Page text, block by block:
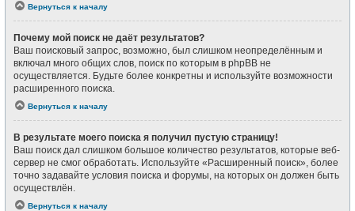
Вернуться к началу
Почему мой поиск не даёт результатов?
Ваш поисковый запрос, возможно, был слишком неопределённым и
включал много общих слов, поиск по которым в phpBB не
осуществляется. Будьте более конкретны и используйте возможности
расширенного поиска.
Вернуться к началу
В результате моего поиска я получил пустую страницу!
Ваш поиск дал слишком большое количество результатов, которые веб-
сервер не смог обработать. Используйте «Расширенный поиск», более
точно задавайте условия поиска и форумы, на которых он должен быть
осуществлён.
Вернуться к началу